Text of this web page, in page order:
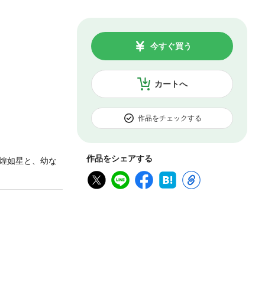
カートへ
今すぐ買う
作品をチェックする
作品をシェアする
如星と、幼な